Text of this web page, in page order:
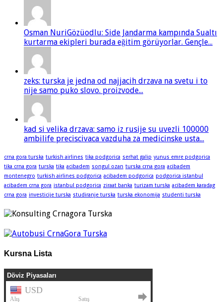
Osman NuriGözüodlu: Side Jandarma kampında Sualtı
kurtarma ekipleri burada eğitim görüyorlar. Gençle...
zeks: turska je jedna od najjacih drzava na svetu i to
nije samo puko slovo. proizvode...
kad si velika drzava: samo iz rusije su uvezli 100000
ambilife preciscivaca vazduha za medicinske usta...
crna gora turska turkish airlines tika podgorica serhat galip yunus emre podgorica
tika crna gora turska tika acibadem songul ozan turska crna gora acibadem
montenegro turkish airlines podgorica acibadem podgorica podgorica istanbul
acibadem crna gora istanbul podgorica ziraat banka turizam turska acibadem karadag
crna gora investicije turska studiranje turska turska ekonomija studenti turska
Kursna Lista